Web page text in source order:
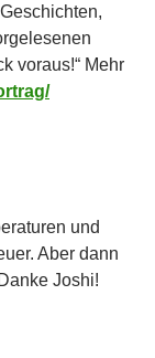
voraus!“ Mehr
und
Aber dann
Joshi!